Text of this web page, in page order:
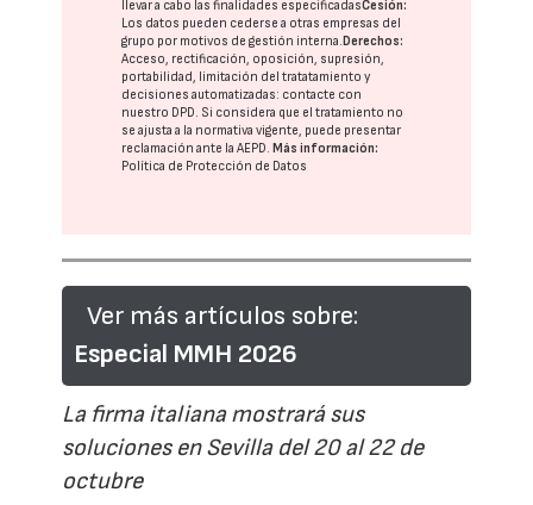
llevar a cabo las finalidades especificadasCesión:
Los datos pueden cederse a otras empresas del
grupo por motivos de gestión interna.Derechos:
Acceso, rectificación, oposición, supresión,
portabilidad, limitación del tratatamiento y
decisiones automatizadas: contacte con
nuestro DPD. Si considera que el tratamiento no
se ajusta a la normativa vigente, puede presentar
reclamación ante laAEPD.Más información:
Política de Protección de Datos
Ver más artículos sobre:
Especial MMH 2026
La firma italiana mostrará sus
soluciones en Sevilla del 20 al 22 de
octubre